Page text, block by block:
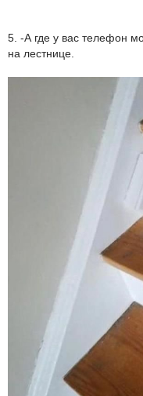
5. -А где у вас телефон
на лестнице.